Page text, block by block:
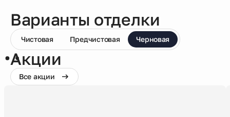
Варианты отделки
Чистовая Предчистовая Черновая
Акции
Все акции